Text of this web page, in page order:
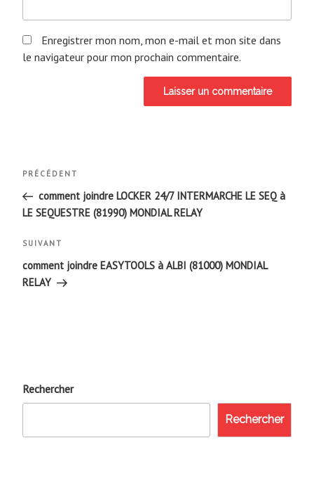
Enregistrer mon nom, mon e-mail et mon site dans
le navigateur pour mon prochain commentaire.
Navigation
de
l’article
Article
précédent
PRÉCÉDENT
comment joindre LOCKER 24/7 INTERMARCHE LE SEQ à
LE SEQUESTRE (81990) MONDIAL RELAY
Article
suivant
SUIVANT
comment joindre EASYTOOLS à ALBI (81000) MONDIAL
RELAY
Rechercher
Rechercher